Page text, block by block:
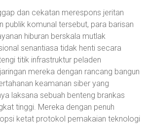
dan cekatan merespons jeritan
publik komunal tersebut, para barisan
hiburan berskala mutlak
senantiasa tidak henti secara
titik infrastruktur peladen
mereka dengan rancang bangun
keamanan siber yang
laksana sebuah benteng brankas
tinggi. Mereka dengan penuh
ketat protokol pemakaian teknologi